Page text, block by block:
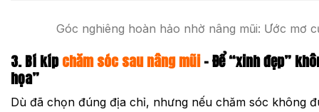
Góc nghiêng hoàn hảo nhờ nâng mũi: Ước mơ
3. Bí kípchăm sóc sau nâng mũi– Để “xinh đẹp”
họa”
Dù đã chọn đúng địa chỉ, nhưng nếu chăm sóc không